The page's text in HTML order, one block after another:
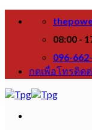
08:00 -
096-
กดเพื่อโทรติดต่